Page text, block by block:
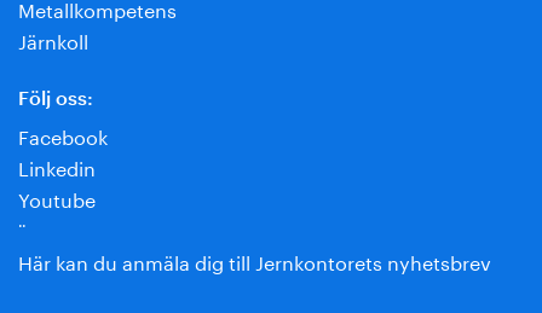
Metallkompetens
Järnkoll
Följ oss:
Facebook
Linkedin
Youtube
¨
Här kan du anmäla dig till Jernkontorets nyhetsbrev